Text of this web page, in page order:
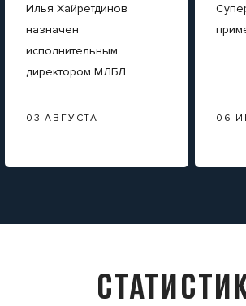
Илья Хайретдинов
назначен
исполнительным
директором МЛБЛ
03 АВГУСТА 06